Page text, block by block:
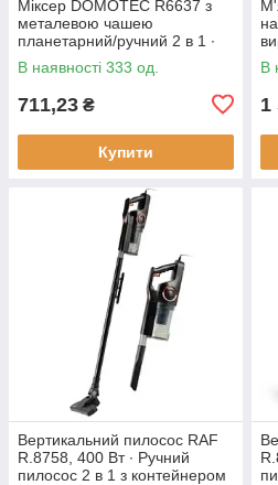
Міксер DOMOTEC R6637 з
металевою чашею
планетарний/ручний 2 в 1 ∙
Червоний/білий/
помаранчевий
В наявності 333 од.
711,23 ₴
Купити
В
1
Вертикальний пилосос RAF
R.8758, 400 Вт ∙ Ручний
пилосос 2 в 1 з контейнером